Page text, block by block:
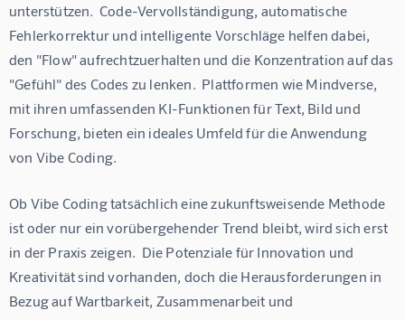
unterstützen.  Code-Vervollständigung, automatische
Fehlerkorrektur und intelligente Vorschläge helfen dabei,
den "Flow" aufrechtzuerhalten und die Konzentration auf das
"Gefühl" des Codes zu lenken.  Plattformen wie Mindverse,
mit ihren umfassenden KI-Funktionen für Text, Bild und
Forschung, bieten ein ideales Umfeld für die Anwendung
von Vibe Coding.
Ob Vibe Coding tatsächlich eine zukunftsweisende Methode
ist oder nur ein vorübergehender Trend bleibt, wird sich erst
in der Praxis zeigen.  Die Potenziale für Innovation und
Kreativität sind vorhanden, doch die Herausforderungen in
Bezug auf Wartbarkeit, Zusammenarbeit und